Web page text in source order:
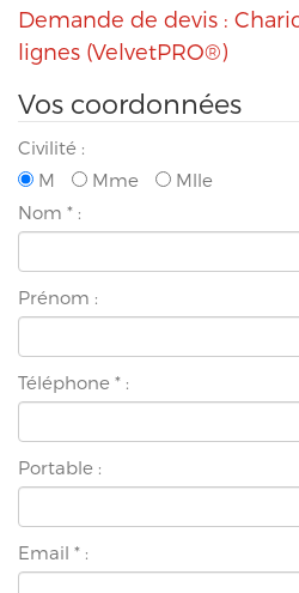
Demande de devis :
lignes (VelvetPRO®)
Vos coordonnées
Civilité :
M
Mme
Mlle
Nom * :
Prénom :
Téléphone * :
Portable :
Email * :